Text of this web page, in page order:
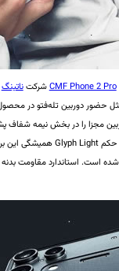
CMF Phone 2 Proشرکتناتینگ